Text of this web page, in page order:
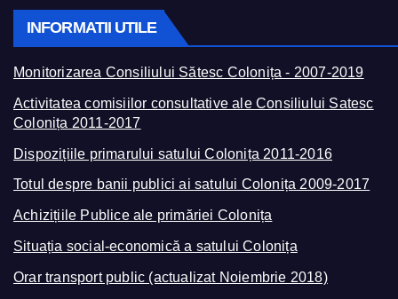
INFORMATII UTILE
Monitorizarea Consiliului Sătesc Colonița - 2007-2019
Activitatea comisiilor consultative ale Consiliului Satesc
Colonița 2011-2017
Dispozițiile primarului satului Colonița 2011-2016
Totul despre banii publici ai satului Colonița 2009-2017
Achizițiile Publice ale primăriei Colonița
Situația social-economică a satului Colonița
Orar transport public (actualizat Noiembrie 2018)